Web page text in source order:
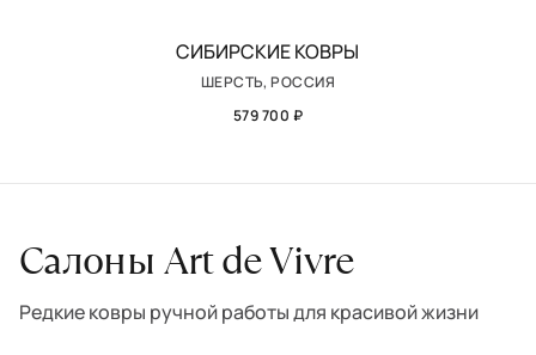
СИБИРСКИЕ КОВРЫ
ШЕРСТЬ, РОССИЯ
579 700 ₽
Салоны Art de Vivre
Редкие ковры ручной работы для красивой жизни